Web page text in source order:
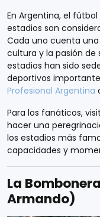
En Argentina, el
estadios son
Cada uno cuenta
cultura y la pasión de
estadios han sido
deportivos
Profesional Argentina
Para los fanáticos,
hacer una
los estadios más
capacidades y
La
Armando)